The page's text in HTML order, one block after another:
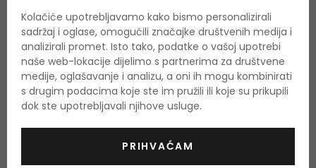
Srednje note
vanilija, mošus, božur, turska ruža, petalia
Bazne note
timijan, kedar, kašmeran, haitski vetiver
O proizvodu
Kolačiće upotrebljavamo kako bismo personalizirali
sadržaj i oglase, omogućili značajke društvenih medija i
analizirali promet. Isto tako, podatke o vašoj upotrebi
naše web-lokacije dijelimo s partnerima za društvene
medije, oglašavanje i analizu, a oni ih mogu kombinirati
s drugim podacima koje ste im pružili ili koje su prikupili
dok ste upotrebljavali njihove usluge.
PRIHVAĆAM